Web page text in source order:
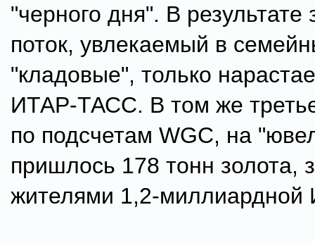
"черного дня". В результате
поток, увлекаемый в
"кладовые", только
ИТАР-ТАСС. В том же
по подсчетам WGC, на
пришлось 178 тонн золота,
жителями 1,2-миллиардной